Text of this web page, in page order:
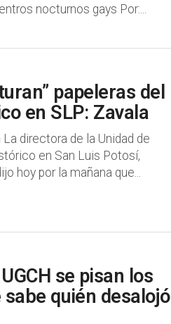
nocturnos gays Por:...
papeleras del
en SLP: Zavala
directora de la Unidad de
en San Luis Potosí,
hoy por la mañana que...
se pisan los
quién desalojó